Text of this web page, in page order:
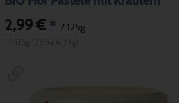
2,99 €* / 125g